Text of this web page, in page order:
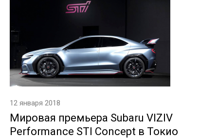
12 января 2018
Мировая премьера Subaru VIZIV
Performance STI Concept в Токио